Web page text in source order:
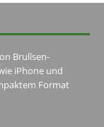
Brullsen-
iPhone und
Format